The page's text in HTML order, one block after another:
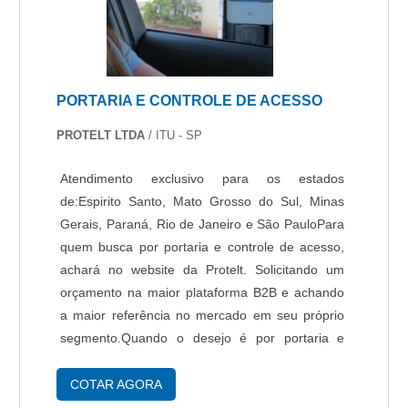
empresa de segurança eletrônica SP qualificada.
São opções variadas que a empresa oferece,
como cerca elétrica e blindagem.É reconhecida
altamente qualificada, padrões alcançados por
conter escritório de alta qualidade onde são
produtos e serviços para atender as mais
diversas necessidades. Esses fatores, somados
a um time com especialistas na área de atuação
e funcionários eficientes, comprovam sua
essência de trazer o melhor para todos os
clientes. Saiba mais solicitando um orçamento. .
PORTARIA E CONTROLE DE ACESSO
PROTELT LTDA / ITU - SP
Atendimento exclusivo para os estados
de:Espirito Santo, Mato Grosso do Sul, Minas
Gerais, Paraná, Rio de Janeiro e São PauloPara
quem busca por portaria e controle de acesso,
achará no website da Protelt. Solicitando um
orçamento na maior plataforma B2B e achando
a maior referência no mercado em seu próprio
segmento.Quando o desejo é por portaria e
da Protelt encontrará proteção com análise dos
COTAR AGORA